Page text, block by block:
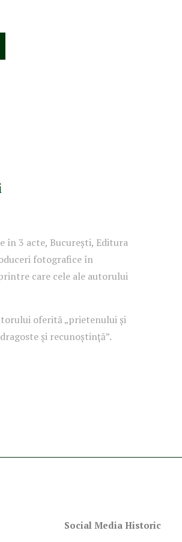
în 3 acte, București, Editura
fotografice în
care cele ale autorului
oferită „prietenului și
și recunoștință”.
Social Media Historic